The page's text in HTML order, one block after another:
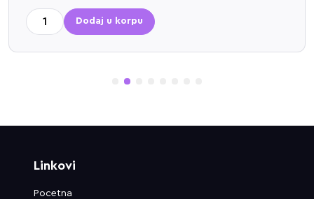
Dodaj u korpu
5
Linkovi
Pocetna